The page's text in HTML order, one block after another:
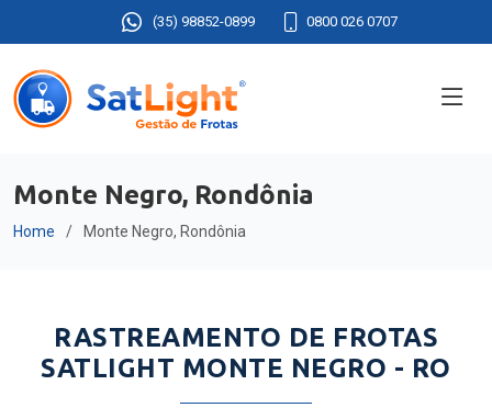
(35) 98852-0899 0800 026 0707
Monte Negro, Rondônia
Home Monte Negro, Rondônia
RASTREAMENTO DE FROTAS
SATLIGHT MONTE NEGRO - RO